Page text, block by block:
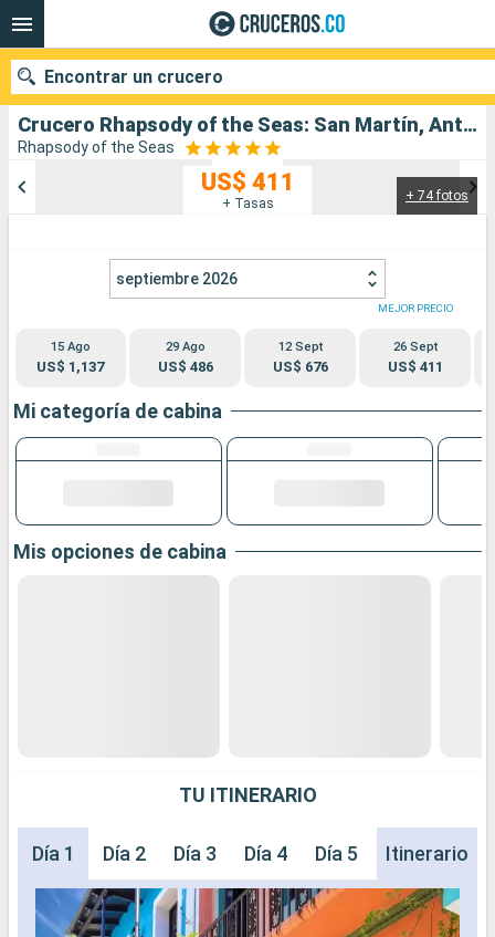
Crucero Rhapsody of the Seas: San Martín, Antigua y Barbuda, Puerto Rico salida desde San Juan
Rhapsody of the Seas
+ 74 fotos
US$ 411
+ Tasas
septiembre 2026
15 Ago
US$ 1,137
29 Ago
US$ 486
12 Sept
US$ 676
MEJOR PRECIO
26 Sept
US$ 411
Mi categoría de cabina
Mis opciones de cabina
TU ITINERARIO
Día 1 Día 2 Día 3 Día 4 Día 5 Día 6 Día
Itinerario
Encontrar un crucero
Compañías
Buscar